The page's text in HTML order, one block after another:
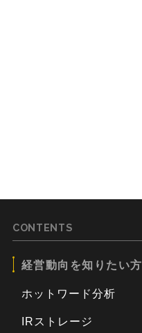
CONTENTS
経営動向を知りたい方
ホットワード分析
IRストレージ